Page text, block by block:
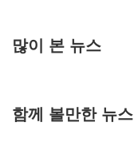
많이 본 뉴스
함께 볼만한 뉴스